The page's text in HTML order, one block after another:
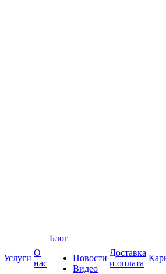
Услуги
О
нас
Блог
Новости
Видео
Доставка
и оплата